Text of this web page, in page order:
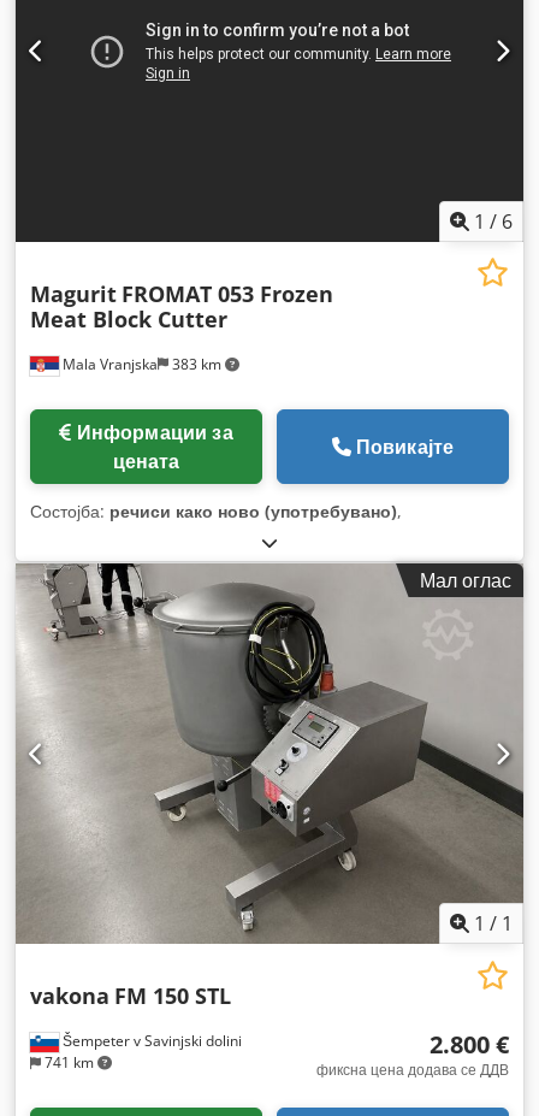
1 / 6
Mala Vranjska 383 km
Magurit FROMAT 053 Frozen
Meat Block Cutter
цената
Повикајте
Состојба: речиси како ново (употребувано),
Мал оглас
1 / 1
Šempeter v Savinjski dolini
741 km
vakona FM 150 STL
2.800 €
фиксна цена додава се ДДВ